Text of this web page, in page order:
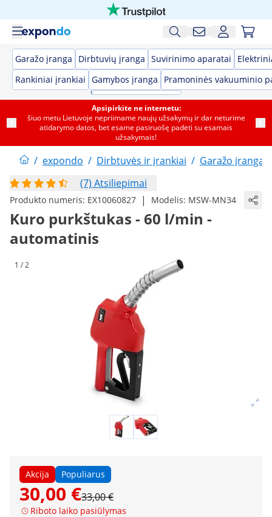
Garažo įranga Dirbtuvių įranga Suvirinimo aparatai
Rankiniai įrankiai Gamybos įranga Pramoninės vakuuminio
Apsipirkite ne internetu:
šiuo metu Lietuvoje nepriimame naujų užsakymų ir dar neturime
atidarymo datos, bet esame pasiruošę padėti su esamais
užsakymais!
/ expondo / Dirbtuvės ir įrankiai / Garažo įranga
(7) Atsiliepimai
Produkto numeris: EX10060827 | Modelis: MSW-MN34
Kuro purkštukas - 60 l/min -
automatinis
1 / 2
Akcija Populiarus
30,00 €33,00 €
Riboto laiko pasiūlymas